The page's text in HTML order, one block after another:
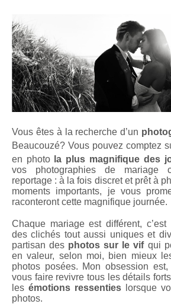
Vous êtes à la recherche d’un
Beaucouzé? Vous pouvez comptez
en photo la plus magnifique des
vos photographies de mariage
reportage : à la fois discret et prêt à
moments importants, je vous
raconteront cette magnifique journée.
Chaque mariage est différent,
des clichés tout aussi uniques et
partisan des photos sur le vifqui
en valeur, selon moi, bien mieux
photos posées. Mon obsession
vous faire revivre tous les détails
les émotions ressenties lorsque
photos.